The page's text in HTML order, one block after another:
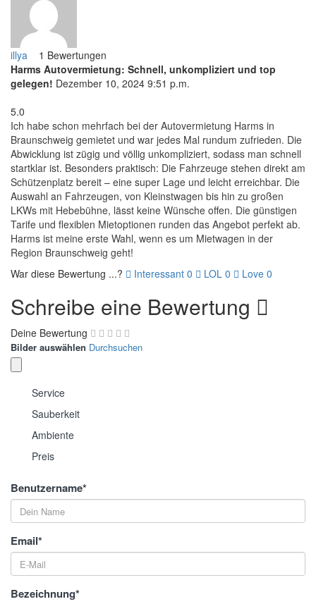
illya
1 Bewertungen
Harms Autovermietung: Schnell, unkompliziert und top
gelegen! Dezember 10, 2024 9:51 p.m.
5.0
Ich habe schon mehrfach bei der Autovermietung Harms in
Braunschweig gemietet und war jedes Mal rundum zufrieden. Die
Abwicklung ist zügig und völlig unkompliziert, sodass man schnell
startklar ist. Besonders praktisch: Die Fahrzeuge stehen direkt am
Schützenplatz bereit – eine super Lage und leicht erreichbar. Die
Auswahl an Fahrzeugen, von Kleinstwagen bis hin zu großen
LKWs mit Hebebühne, lässt keine Wünsche offen. Die günstigen
Tarife und flexiblen Mietoptionen runden das Angebot perfekt ab.
Harms ist meine erste Wahl, wenn es um Mietwagen in der
Region Braunschweig geht!
War diese Bewertung ...?
Interessant 0 LOL 0 Love 0
Schreibe eine Bewertung
Deine Bewertung
Bilder auswählen Durchsuchen
Service
Sauberkeit
Ambiente
Preis
Benutzername*
Email*
Bezeichnung*